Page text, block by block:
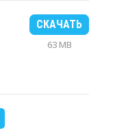
СКАЧАТЬ
63 MB